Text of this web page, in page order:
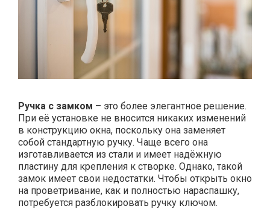
Ручка с замком – это более элегантное решение.
При её установке не вносится никаких изменений
в конструкцию окна, поскольку она заменяет
собой стандартную ручку. Чаще всего она
изготавливается из стали и имеет надёжную
пластину для крепления к створке. Однако, такой
замок имеет свои недостатки. Чтобы открыть окно
на проветривание, как и полностью нараспашку,
потребуется разблокировать ручку ключом.